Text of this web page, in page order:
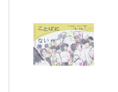
さんを迎えての無観客配信作品で